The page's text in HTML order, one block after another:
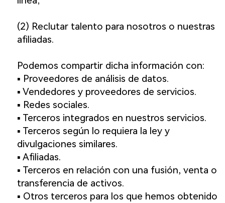
(2) Reclutar talento para nosotros o nuestras
afiliadas.
Podemos compartir dicha información con:
▪️ Proveedores de análisis de datos.
▪️ Vendedores y proveedores de servicios.
▪️ Redes sociales.
▪️ Terceros integrados en nuestros servicios.
▪️ Terceros según lo requiera la ley y
divulgaciones similares.
▪️ Afiliadas.
▪️ Terceros en relación con una fusión, venta o
transferencia de activos.
▪️ Otros terceros para los que hemos obtenido